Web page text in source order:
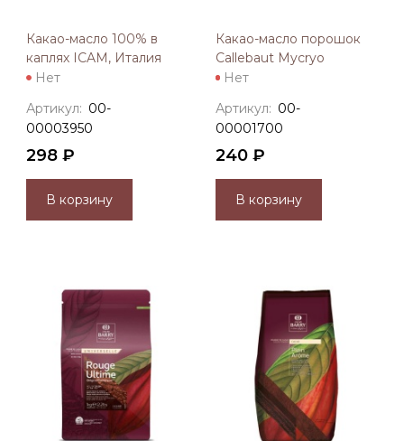
Какао-масло 100% в
каплях ICAM, Италия
Нет
Артикул: 00-
00003950
298 ₽
В корзину
Какао-масло порошок
Callebaut Mycryo
Нет
Артикул: 00-
00001700
240 ₽
В корзину